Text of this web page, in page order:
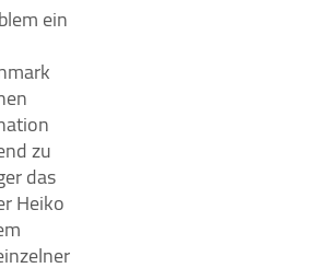
ein
zu
das
Heiko